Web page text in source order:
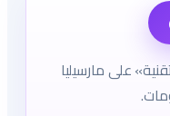
على مارسيليا